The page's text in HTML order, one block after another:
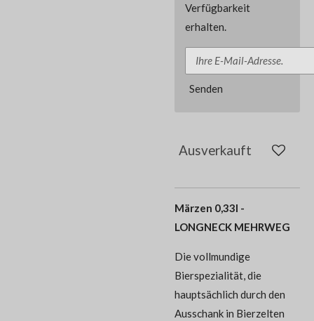
Verfügbarkeit
erhalten.
Senden
Ausverkauft
Märzen 0,33l -
LONGNECK MEHRWEG
Die vollmundige
Bierspezialität, die
hauptsächlich durch den
Ausschank in Bierzelten